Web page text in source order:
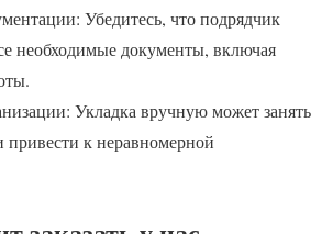
Убедитесь, что подрядчик
необходимые документы, включая
Укладка вручную может занять
к неравномерной